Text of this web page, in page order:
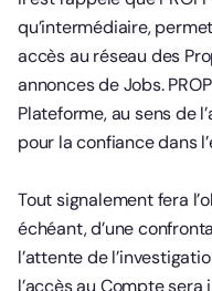
qu’intermédiaire,
accès au réseau des
annonces de Jobs.
Plateforme, au sens de
pour la confiance dans
Tout signalement fera
échéant, d’une
l’attente de
l’accès au Compte